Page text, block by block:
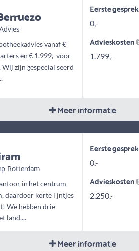
vanaf €
en € 1.999,- voor
zijn gespecialiseerd
Eerste gesprek
0,-
Advieskosten
1.799,-
Meer informatie
Rotterdam
in het centrum
daardoor korte lijntjes
We hebben drie
land,...
Eerste gesprek
0,-
Advieskosten
2.250,-
Meer informatie